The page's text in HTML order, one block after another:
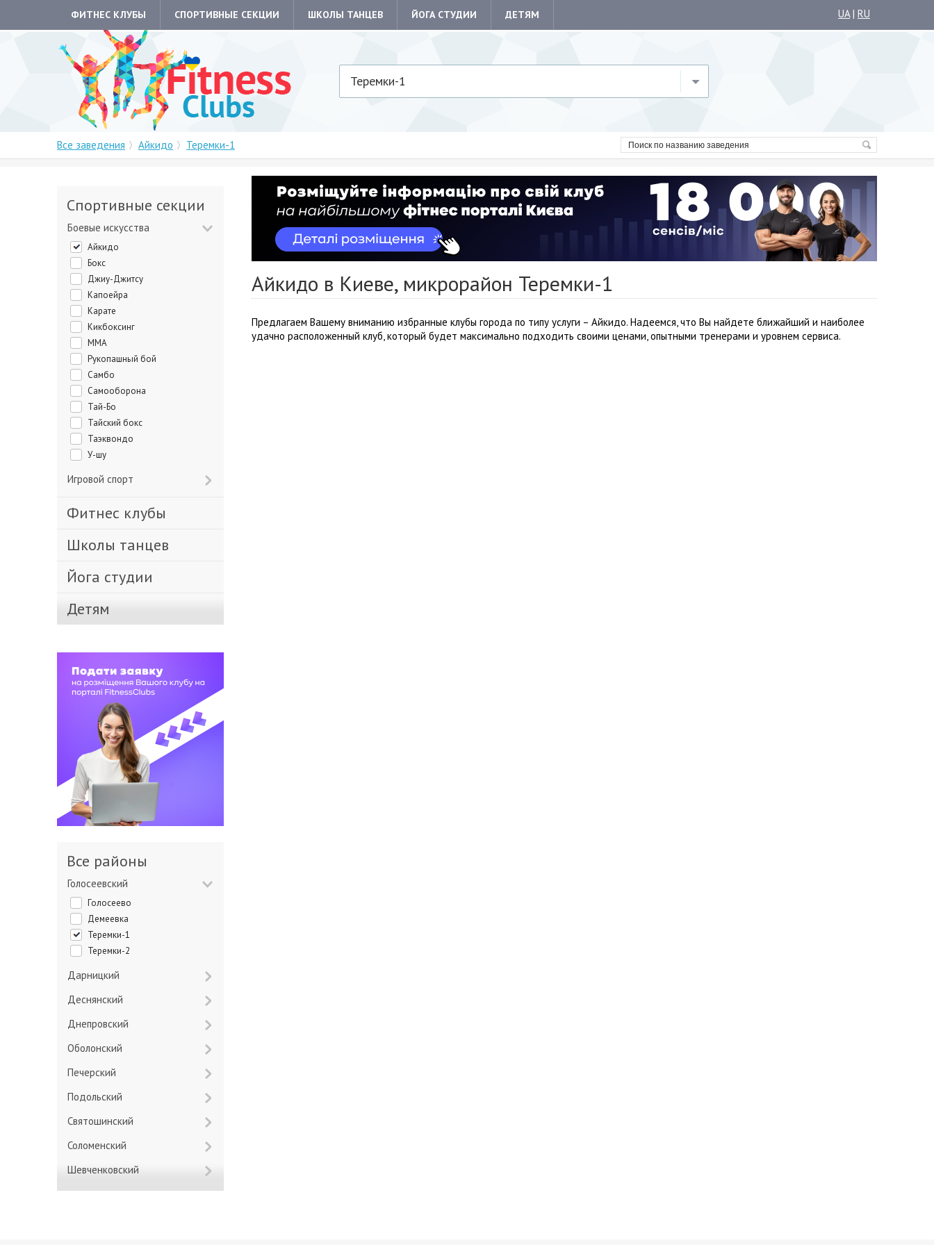
ФИТНЕС КЛУБЫ СПОРТИВНЫЕ СЕКЦИИ ШКОЛЫ ТАНЦЕВ ЙОГА СТУДИИ ДЕТЯМ UA| RU
Теремки-1
Все заведения Айкидо Теремки-1
Айкидо в Киеве, микрорайон Теремки-1
Предлагаем Вашему вниманию избранные клубы города по типу услуги – Айкидо. Надеемся, что Вы найдете ближайший и наиболее
удачно расположенный клуб, который будет максимально подходить своими ценами, опытными тренерами и уровнем сервиса.
Спортивные секции
Боевые искусства
Айкидо
Бокс
Джиу-Джитсу
Капоейра
Карате
Кикбоксинг
ММА
Рукопашный бой
Самбо
Самооборона
Тай-Бо
Тайский бокс
Таэквондо
У-шу
Игровой спорт
Фитнес клубы
Школы танцев
Йога студии
Детям
Все районы
Голосеевский
Голосеево
Демеевка
Теремки-1
Теремки-2
Дарницкий
Деснянский
Днепровский
Оболонский
Печерский
Подольский
Святошинский
Соломенский
Шевченковский